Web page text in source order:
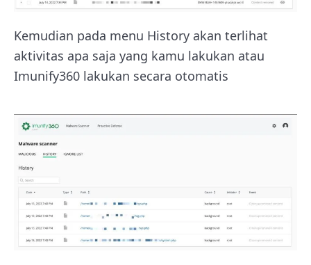
Kemudian pada menu History akan terlihat
aktivitas apa saja yang kamu lakukan atau
Imunify360 lakukan secara otomatis